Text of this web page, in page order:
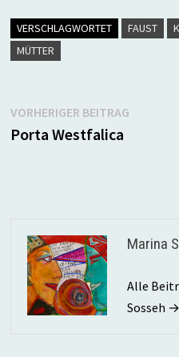
VERSCHLAGWORTET FAUST
MÜTTER
VORHERIGER BEITRAG
Porta Westfalica
Marina
Alle
Sosseh →